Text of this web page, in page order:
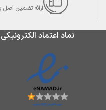
ارائه تضمین اصل
نماد اعتماد الکترونیکی